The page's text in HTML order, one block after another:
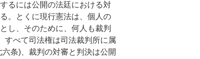
るには公開の法廷における対
。とくに現行憲法は、個人の
し、そのために、何人も裁判
すべて司法権は司法裁判所に属
条)、裁判の対審と判決は公開